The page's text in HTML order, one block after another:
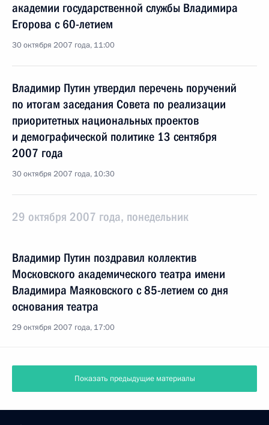
академии государственной службы Владимира
Егорова с 60-летием
30 октября 2007 года, 11:00
Владимир Путин утвердил перечень поручений
по итогам заседания Совета по реализации
приоритетных национальных проектов
и демографической политике 13 сентября
2007 года
30 октября 2007 года, 10:30
29 октября 2007 года, понедельник
Владимир Путин поздравил коллектив
Московского академического театра имени
Владимира Маяковского с 85-летием со дня
основания театра
29 октября 2007 года, 17:00
Показать предыдущие материалы